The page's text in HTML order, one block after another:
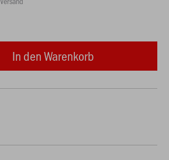
In den Warenkorb